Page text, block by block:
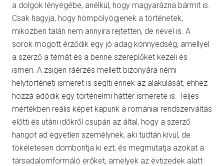
a dolgok lényegébe, anélkül, hogy magyarázna bármit is.
Csak hagyja, hogy hömpölyögjenek a történetek,
miközben talán nem annyira rejtetten, de nevel is. A
sorok mögött érződik egy jó adag könnyedség, amellyel
a szerző a témát és a benne szereplőket kezeli és
ismeri. A zsigeri ráérzés mellett bizonyára némi
helytörténeti ismeret is segíti ennek az alakulását, ehhez
hozzá adódik egy történelmi háttér ismerete is. Teljes
mértékben reális képet kapunk a romániai rendszerváltás
előtti és utáni időkről csupán az által, hogy a szerző
hangot ad egyetlen személynek, aki tudtán kívül, de
tökéletesen domborítja ki ezt, és megmutatja azokat a
társadalomformáló erőket, amelyek az évtizedek alatt